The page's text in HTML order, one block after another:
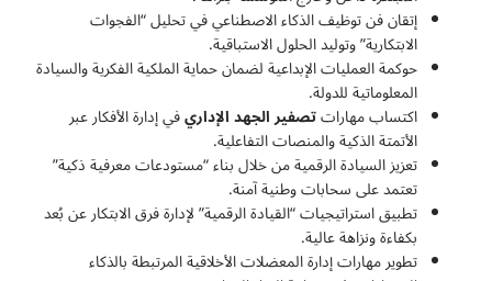
إتقان فن توظيف الذكاء الاصطناعي في تحليل “الفجوات
الابتكارية” وتوليد الحلول الاستباقية.
حوكمة العمليات الإبداعية لضمان حماية الملكية الفكرية والسيادة
المعلوماتية للدولة.
اكتساب مهاراتتصفير الجهد الإداريفي إدارة الأفكار عبر
الأتمتة الذكية والمنصات التفاعلية.
تعزيز السيادة الرقمية من خلال بناء “مستودعات معرفية ذكية”
تعتمد على سحابات وطنية آمنة.
تطبيق استراتيجيات “القيادة الرقمية” لإدارة فرق الابتكار عن بُعد
بكفاءة ونزاهة عالية.
تطوير مهارات إدارة المعضلات الأخلاقية المرتبطة بالذكاء